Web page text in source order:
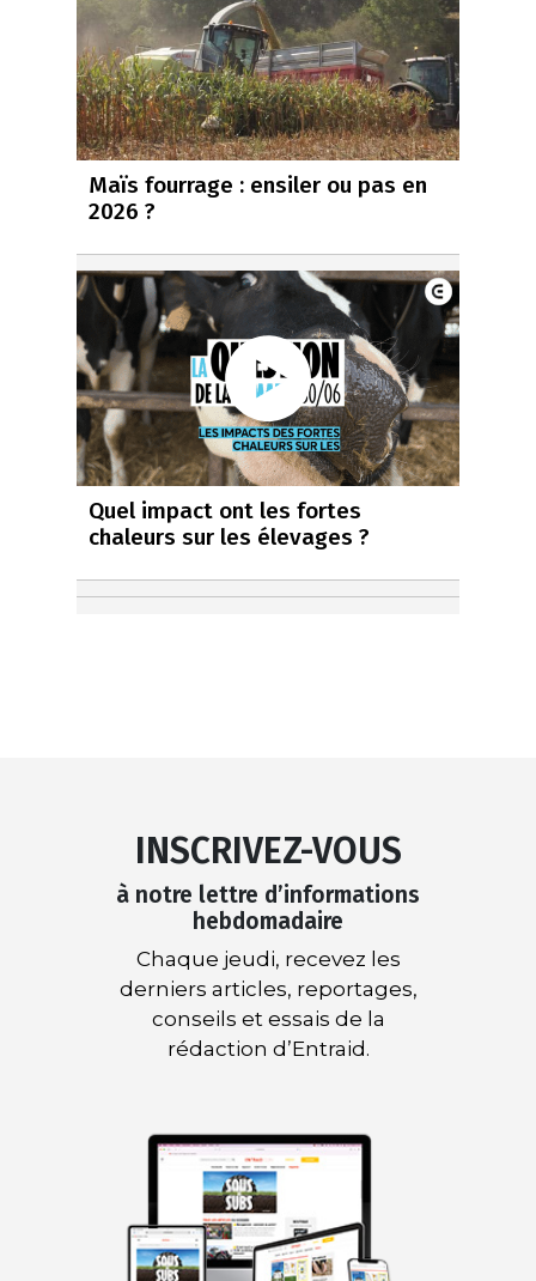
Maïs fourrage : ensiler ou pas en
2026 ?
Quel impact ont les fortes
chaleurs sur les élevages ?
INSCRIVEZ-VOUS
à notre lettre d’informations
hebdomadaire
Chaque jeudi, recevez les
derniers articles, reportages,
conseils et essais de la
rédaction d’Entraid.